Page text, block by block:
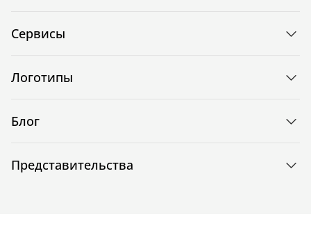
Сервисы
Логотипы
Блог
Представительства